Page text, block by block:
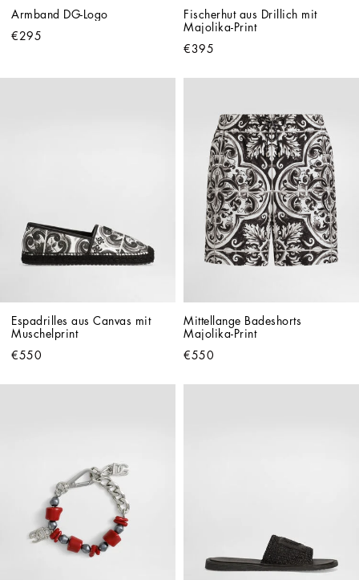
Armband DG-Logo
€295
Fischerhut aus Drillich mit
Majolika-Print
€395
Espadrilles aus Canvas mit
Muschelprint
€550
Mittellange Badeshorts
Majolika-Print
€550